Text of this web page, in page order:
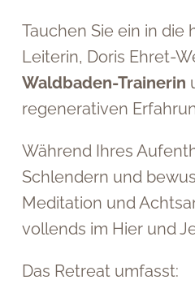
Tauchen Sie ein in
Leiterin, Doris Ehret-
Waldbaden-Trainerin
regenerativen
Während Ihres
Schlendern und
Meditation und
vollends im Hier und
Das Retreat umfasst: